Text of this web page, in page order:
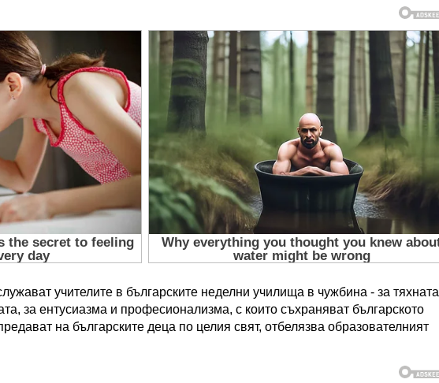
учителите в българските неделни училища в чужбина - за тяхната
за ентусиазма и професионализма, с които съхраняват българското
на българските деца по целия свят, отбелязва образователният